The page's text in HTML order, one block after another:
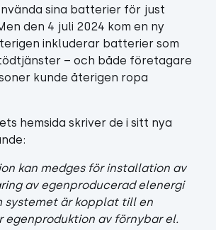
sina batterier för just
den 4 juli 2024 kom en ny
inkluderar batterier som
– och både företagare
kunde återigen ropa
hemsida skriver de i sitt nya
kan medges för installation av
av egenproducerad elenergi
systemet är kopplat till en
egenproduktion av förnybar el.